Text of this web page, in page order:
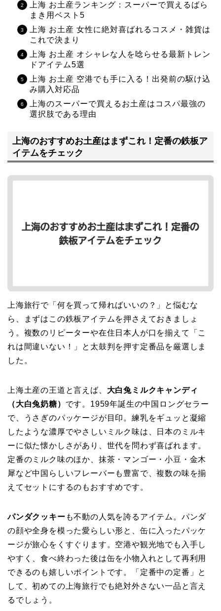
上海 お土産ランキング：スーパーで買えるばら
まき用ベスト5
上海 お土産 女性に絶対喜ばれるコスメ・雑貨は
これで決まり
上海 お土産 オシャレな人を唸らせる最新トレン
ドアイテム5選
上海 お土産 空港でも手に入る！出発前の駆け込
み購入対応品
上海のスーパーで買えるお土産はコスパ最強の
選択肢である理由
上海のおすすめお土産はまずこれ！定番の鉄板ア
イテムをチェック
上海旅行で「何を買って帰ればいいの？」と悩むな
ら、まずはこの鉄板アイテムを押さえておきましょ
う。複数のリピーターや在住日本人が口を揃えて「こ
れは間違いない！」と太鼓判を押す定番品を厳選しま
した。
上海土産の王道と言えば、 大白兔ミルクキャンディ
（大白兔奶糖） です。1959年誕生の中国ロングセラー
で、うさぎのパッケージが目印。練乳をギュッと凝縮
したような濃厚でやさしいミルク味は、日本のミルキ
ーに似た懐かしさがあり、世代を問わず喜ばれます。
定番のミルク味のほか、抹茶・マンゴー・小豆・金木
犀など中国らしいフレーバーも豊富で、複数の味を揃
えてセットにするのもおすすめです。
パンダクッキー も不動の人気を誇るアイテム。パンダ
の顔や全身を模った愛らしい形と、缶に入ったパッケ
ージが旅心をくすぐります。空港や観光地でも入手し
やすく、食べ終わった後は缶を小物入れとして再利用
できるのも嬉しいポイントです。「定番中の定番」と
して、初めての上海旅行でも絶対外さない一品と言え
るでしょう。